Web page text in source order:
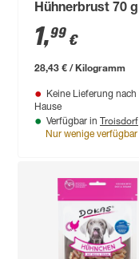
Hühnerbrust 70 g
1,99 €
28,43 € / Kilogramm
Keine Lieferung nach
Hause
Verfügbar in Troisdorf
Nur wenige verfügbar